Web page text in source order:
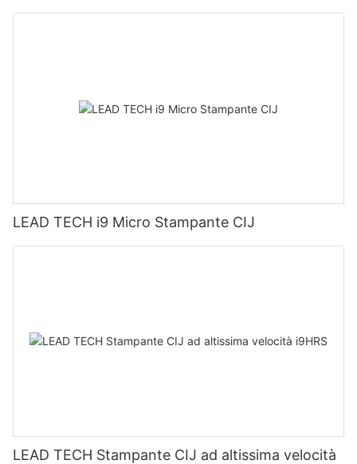
LEAD TECH i9 Micro Stampante CIJ
LEAD TECH Stampante CIJ ad altissima velocità